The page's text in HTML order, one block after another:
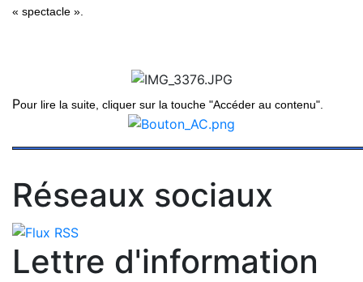
« spectacle ».
Pour lire la suite, cliquer sur la touche "Accéder au contenu".
Réseaux sociaux
Lettre d'information